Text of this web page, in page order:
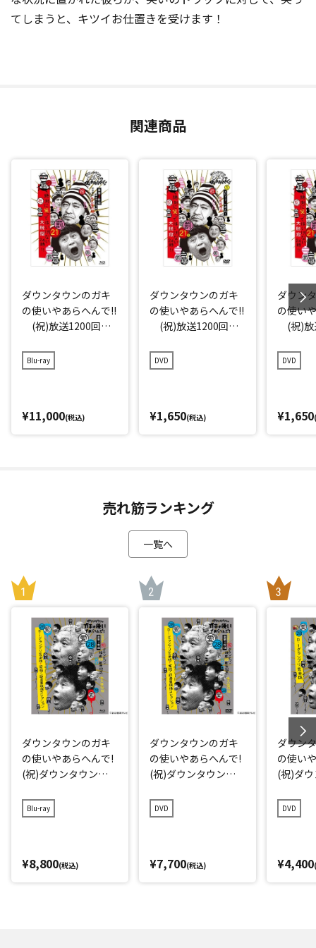
てしまうと、キツイお仕置きを受けます！
関連商品
ダウンタウンのガキ
の使いやあらへんで!!
(祝)放送1200回突
限定永久保存版(21)
(罰) 絶対に笑っ
Blu-ray
¥11,000(税込)
ダウンタウンのガキ
の使いやあらへんで!!
(祝)放送1200回突
存版(21) (罰) 絶対
に笑ってはいけない
DVD
¥1,650(税込)
ダウン
の使い
(祝)放
存版
に笑っ
DVD
¥1,650
売れ筋ランキング
一覧へ
ダウンタウンのガキ
の使いやあらへんで!
(祝)ダウンタウン結
初回限定永久保存版
(28)(愛)D-1グランプ
Blu-ray
¥8,800(税込)
ダウンタウンのガキ
の使いやあらへんで!
(祝)ダウンタウン結
回限定永久保存版(2
8)(愛)D-1グランプリ
DVD
¥7,700(税込)
ダウン
の使い
(祝)ダ
久保存
グラン
DVD
¥4,400